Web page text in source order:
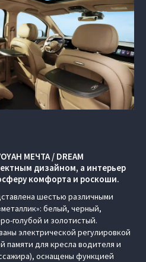
МЕЧТА / DREAM
дизайном, а интерьер
комфорта и роскоши.
шестью различными
белый, черный,
голубой и золотистый.
электрической регулировкой
памяти для кресла водителя и
оснащены функцией